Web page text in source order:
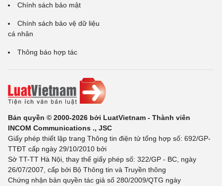
Chính sách bảo mật
Chính sách bảo vệ dữ liệu
cá nhân
Thông báo hợp tác
Bản quyền © 2000-2026 bởi LuatVietnam - Thành viên
INCOM Communications ., JSC
Giấy phép thiết lập trang Thông tin điện tử tổng hợp số: 692/GP-
TTĐT cấp ngày 29/10/2010 bởi
Sở TT-TT Hà Nội, thay thế giấy phép số: 322/GP - BC, ngày
26/07/2007, cấp bởi Bộ Thông tin và Truyền thông
Chứng nhận bản quyền tác giả số 280/2009/QTG ngày